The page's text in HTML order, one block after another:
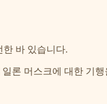
바 있습니다.
론 머스크에 대한 기